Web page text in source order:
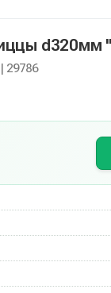
d320мм
| 29786